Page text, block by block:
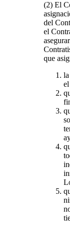
(2) El
del
el
que